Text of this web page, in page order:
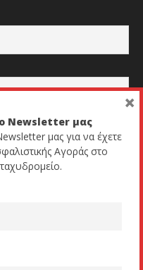
cookies για να σας
εμπειρία. Πατήστε
Newsletter μας
μας για να έχετε
Αγοράς στο
×